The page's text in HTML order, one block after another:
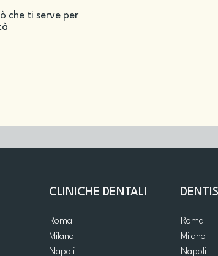
che ti serve per
CLINICHE DENTALI
Roma
Milano
Napoli
Roma
Milano
Napoli